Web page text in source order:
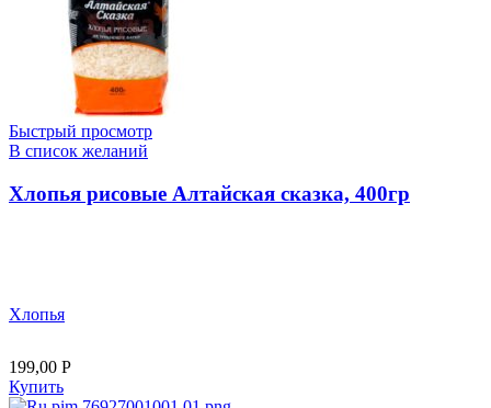
Быстрый просмотр
В список желаний
Хлопья рисовые Алтайская сказка, 400гр
Хлопья
199,00 Р
Купить